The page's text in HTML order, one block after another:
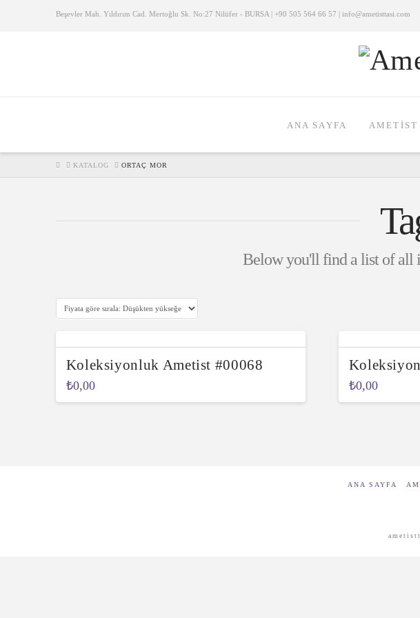
Beşevler Mah. Yıldırım Cad. Mertoğlu Sk. No:27 Nilüfer - BURSA | +90 505 564 66 57 | info@ametisttasi.com
ANA SAYFA AMETIST
HOMEKATALOG ORTAÇ MOR
Below you'll find a list of all
Koleksiyonluk Ametist #00068
₺0,00 ₺0,00
ANA SAYFA